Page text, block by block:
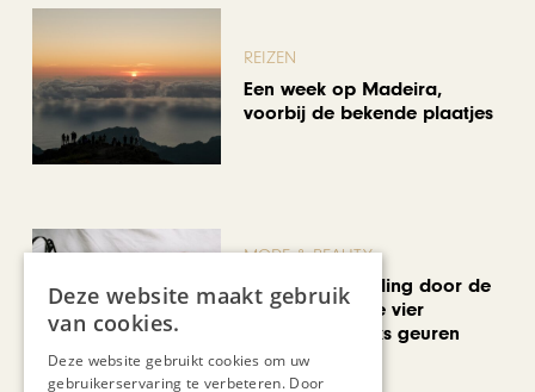
REIZEN
Een week op Madeira,
voorbij de bekende plaatjes
MODE & BEAUTY
Een geurwandeling door de
Stokstraat: onze vier
favoriete uniseks geuren
voor de zomer
Deze website maakt gebruik
van cookies.
Deze website gebruikt cookies om uw
gebruikerservaring te verbeteren. Door